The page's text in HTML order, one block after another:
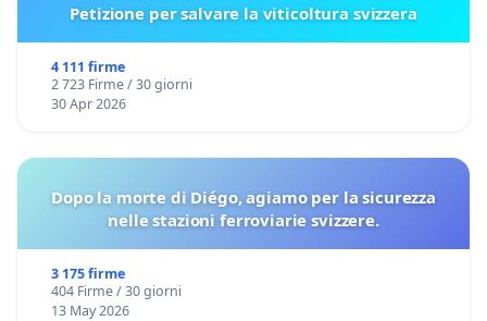
Petizione per salvare la viticoltura svizzera
4 111 firme
2 723 Firme / 30 giorni
30 Apr 2026
Dopo la morte di Diégo, agiamo per la sicurezza
nelle stazioni ferroviarie svizzere.
3 175 firme
404 Firme / 30 giorni
13 May 2026